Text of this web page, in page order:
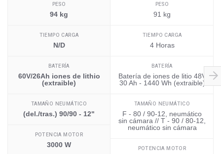
PESO
94 kg
TIEMPO CARGA
N/D
BATERÍA
60V/26Ah iones de lithio
(extraible)
TAMAÑO NEUMÁTICO
(del./tras.) 90/90 - 12"
POTENCIA MOTOR
3000 W
PESO
91 kg
TIEMPO CARGA
4 Horas
BATERÍA
Batería de iones de litio 48V
30 Ah - 1440 Wh (extraible)
TAMAÑO NEUMÁTICO
F - 80 / 90-12, neumático
sin cámara // T - 90 / 80-12,
neumático sin cámara
POTENCIA MOTOR